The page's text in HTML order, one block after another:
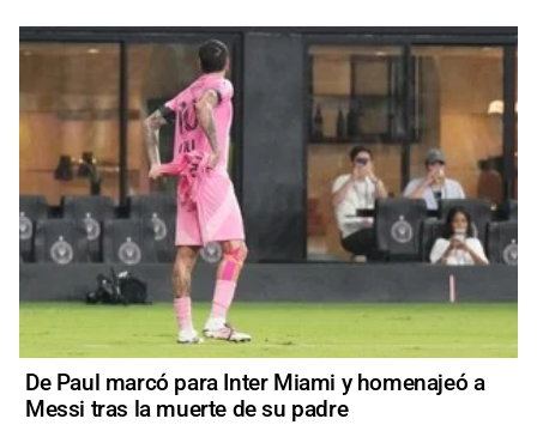
De Paul marcó para Inter Miami y homenajeó a
Messi tras la muerte de su padre